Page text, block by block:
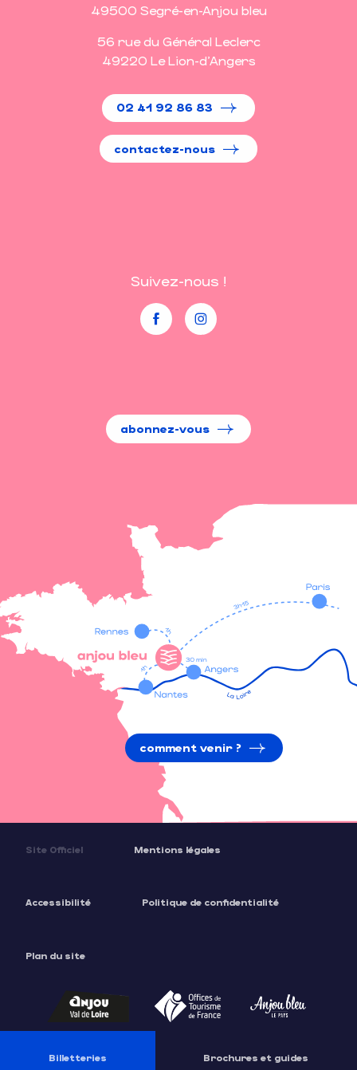
Prestations
Ouvertures
49500 Segré-en-Anjou bleu
56 rue du Général Leclerc
49220 Le Lion-d'Angers
02 41 92 86 83
contactez-nous
Suivez-nous !
abonnez-vous
comment venir ?
Site Officiel Mentions légales
Accessibilité Politique de confidentialité
Plan du site
Billetteries Brochures et guides